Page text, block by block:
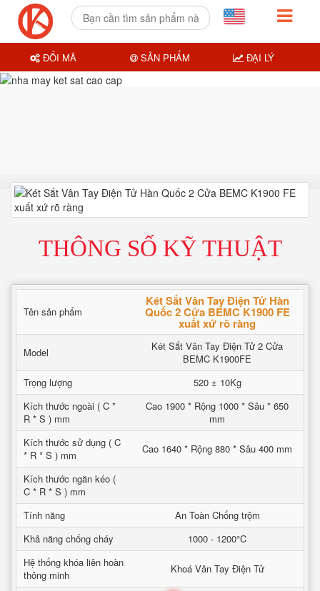
THÔNG SỐ KỸ THUẬT
Tên sản phẩm
Két Sắt Vân Tay Điện Tử Hàn
Quốc 2 Cửa BEMC K1900 FE
xuất xứ rõ ràng
Model
Két Sắt Vân Tay Điện Tử 2 Cửa
BEMC K1900FE
Trọng lượng
520 ± 10Kg
Kích thước ngoài ( C *
R * S ) mm
Cao 1900 * Rộng 1000 * Sâu * 650
mm
Kích thước sử dụng ( C
* R * S ) mm
Cao 1640 * Rộng 880 * Sâu 400 mm
Kích thước ngăn kéo (
C * R * S ) mm
Tính năng
An Toàn Chống trộm
Khả năng chống cháy
1000 - 1200°C
Hệ thống khóa liên hoàn
thông minh
Khoá Vân Tay Điện Tử
ĐỔI MÃ SẢN PHẨM ĐẠI LÝ